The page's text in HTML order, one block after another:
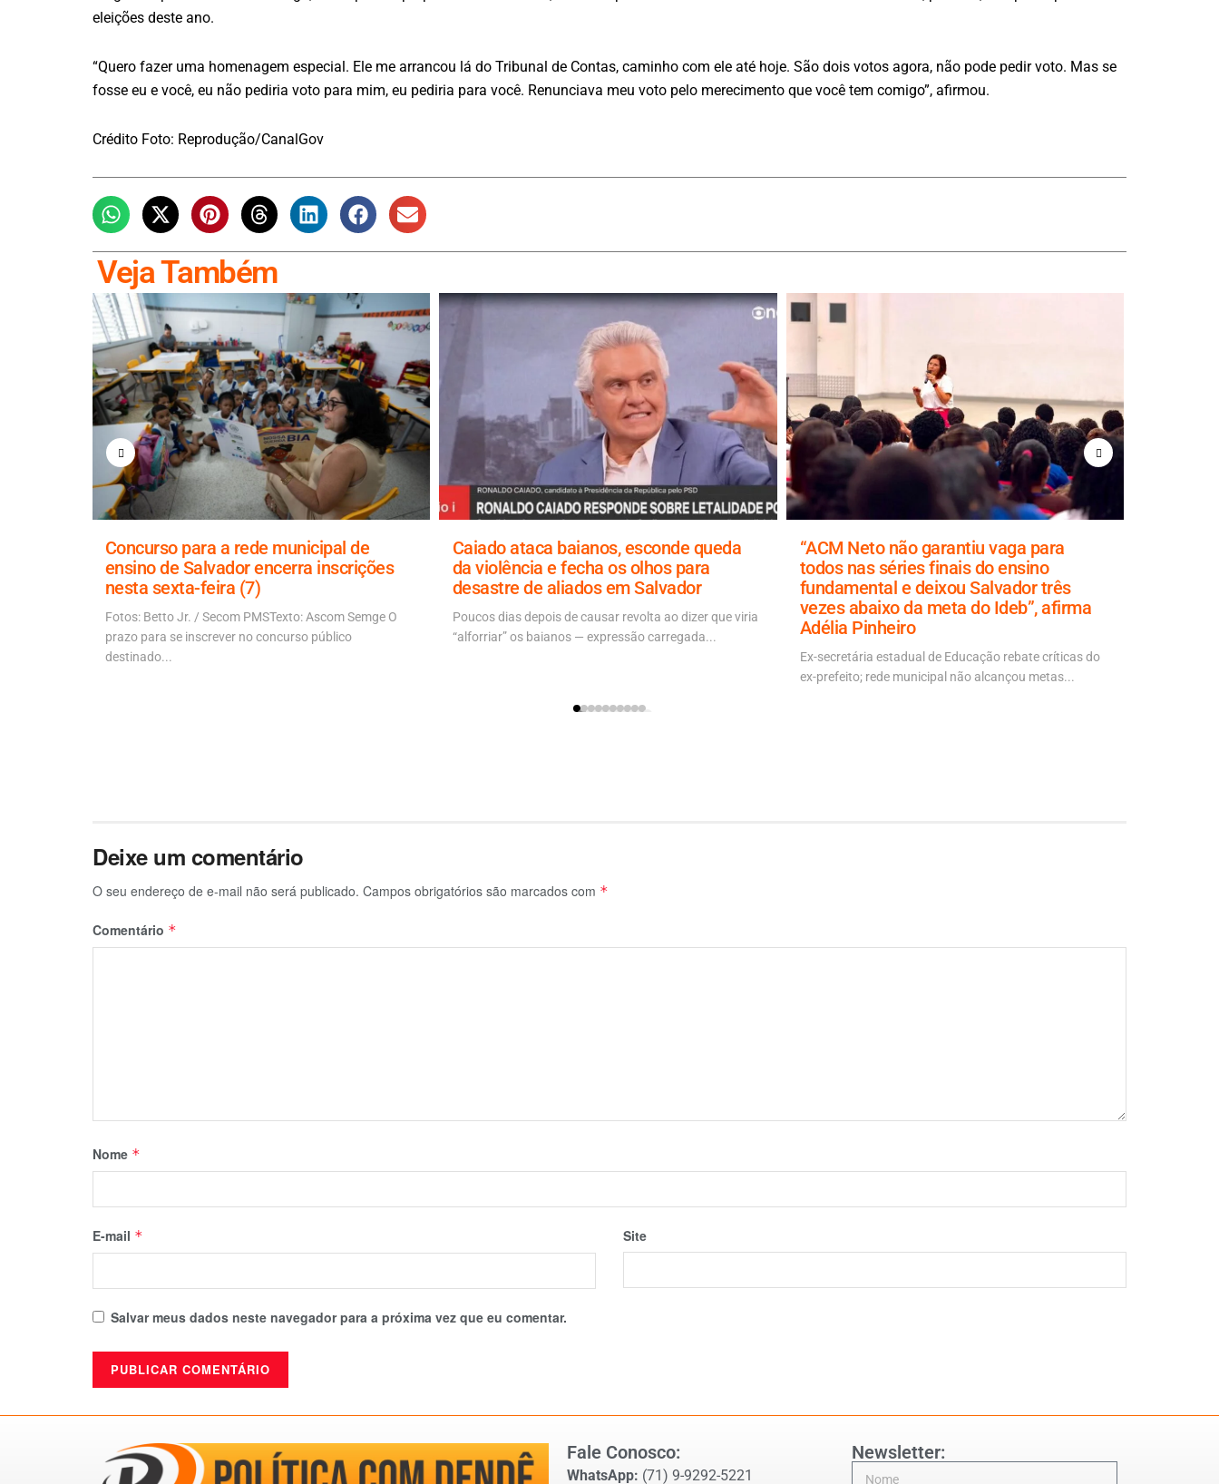
eleições deste ano.
“Quero fazer uma homenagem especial. Ele me arrancou lá do Tribunal de Contas, caminho com ele até hoje. São dois votos agora, não pode pedir voto. Mas se
fosse eu e você, eu não pediria voto para mim, eu pediria para você. Renunciava meu voto pelo merecimento que você tem comigo”, afirmou.
Crédito Foto: Reprodução/CanalGov
Veja Também
Concurso para a rede municipal de
ensino de Salvador encerra inscrições
nesta sexta-feira (7)
Fotos: Betto Jr. / Secom PMSTexto: Ascom Semge O
prazo para se inscrever no concurso público
destinado...
Caiado ataca baianos, esconde queda
da violência e fecha os olhos para
desastre de aliados em Salvador
Poucos dias depois de causar revolta ao dizer que viria
“alforriar” os baianos — expressão carregada...
“ACM Neto não garantiu vaga para
todos nas séries finais do ensino
fundamental e deixou Salvador três
vezes abaixo da meta do Ideb”, afirma
Adélia Pinheiro
Ex-secretária estadual de Educação rebate críticas do
ex-prefeito; rede municipal não alcançou metas...
Deixe um comentário
O seu endereço de e-mail não será publicado. Campos obrigatórios são marcados com *
Comentário *
Nome *
E-mail * Site
Salvar meus dados neste navegador para a próxima vez que eu comentar.
Fale Conosco:
WhatsApp: (71) 9-9292-5221
Newsletter: